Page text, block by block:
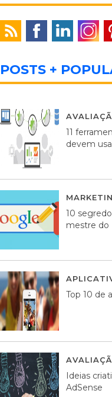
POSTS +
11
devem
10
mestre do
Top 10 de
Ideias
AdSense